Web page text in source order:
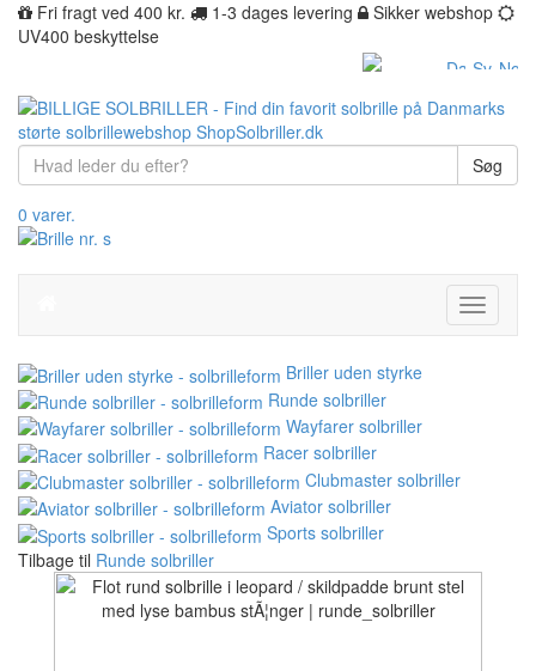
Fri fragt ved 400 kr. 1-3 dages levering
Sikker webshop
UV400 beskyttelse
Søg
0 varer.
Toggle
Briller uden styrke
Runde solbriller
Wayfarer solbriller
Racer solbriller
Clubmaster solbriller
Aviator solbriller
Sports solbriller
Tilbage til Runde solbriller